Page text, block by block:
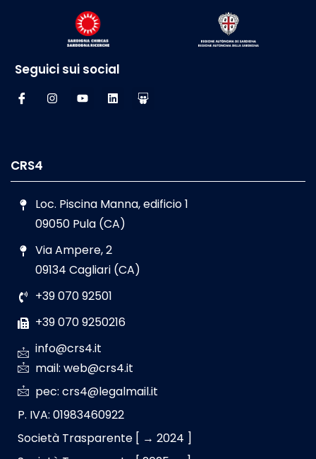
Seguici sui social
CRS4
Loc. Piscina Manna, edificio 1
09050 Pula (CA)
Via Ampere, 2
09134 Cagliari (CA)
+39 070 92501
+39 070 9250216
info@crs4.it
mail: web@crs4.it
pec: crs4@legalmail.it
P. IVA: 01983460922
Società Trasparente [ → 2024 ]